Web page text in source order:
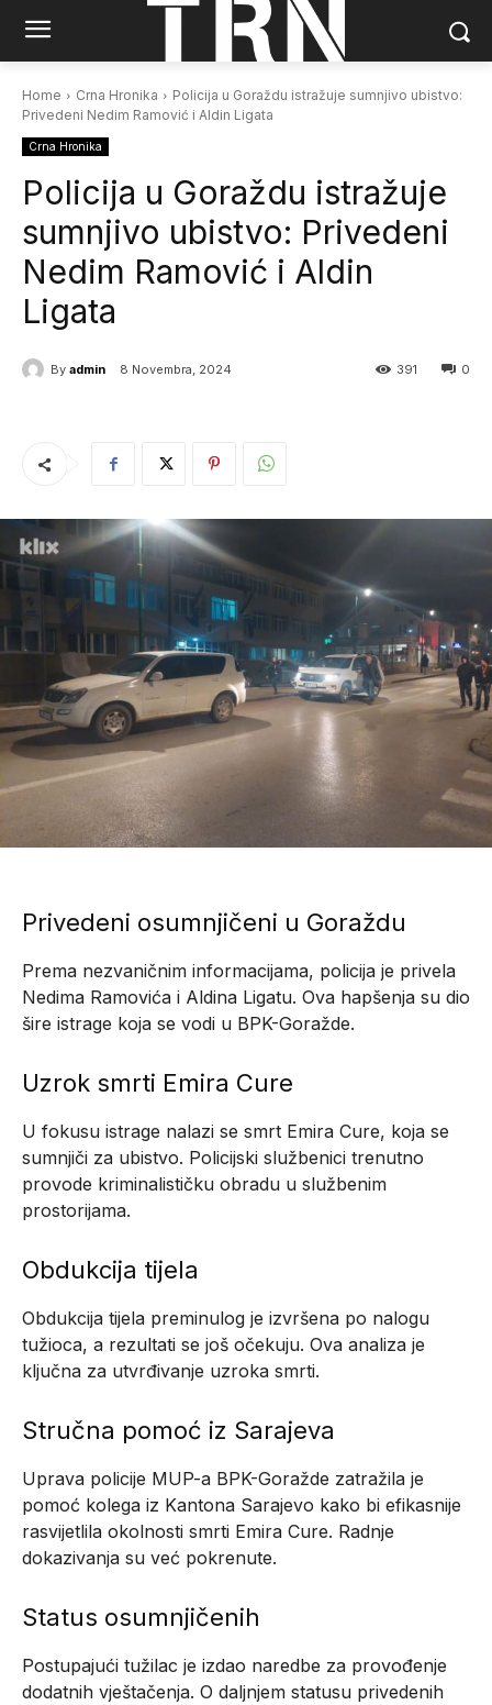
Home Crna Hronika
Policija u Goraždu istražuje sumnjivo ubistvo:
Privedeni Nedim Ramović i Aldin Ligata
Crna Hronika
Policija u Goraždu istražuje
sumnjivo ubistvo: Privedeni
Nedim Ramović i Aldin
Ligata
By admin 8 Novembra, 2024 0
391
Privedeni osumnjičeni u Goraždu
Prema nezvaničnim informacijama, policija je privela
Nedima Ramovića i Aldina Ligatu. Ova hapšenja su dio
šire istrage koja se vodi u BPK-Goražde.
Uzrok smrti Emira Cure
U fokusu istrage nalazi se smrt Emira Cure, koja se
sumnjiči za ubistvo. Policijski službenici trenutno
provode kriminalističku obradu u službenim
prostorijama.
Obdukcija tijela
Obdukcija tijela preminulog je izvršena po nalogu
tužioca, a rezultati se još očekuju. Ova analiza je
ključna za utvrđivanje uzroka smrti.
Stručna pomoć iz Sarajeva
Uprava policije MUP-a BPK-Goražde zatražila je
pomoć kolega iz Kantona Sarajevo kako bi efikasnije
rasvijetlila okolnosti smrti Emira Cure. Radnje
dokazivanja su već pokrenute.
Status osumnjičenih
Postupajući tužilac je izdao naredbe za provođenje
dodatnih vještačenja. O daljnjem statusu privedenih